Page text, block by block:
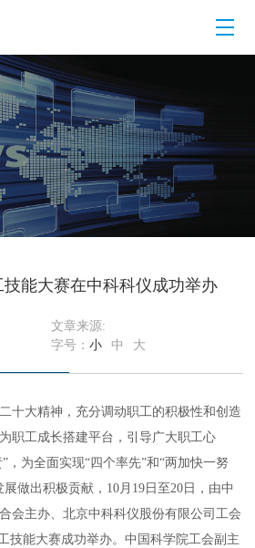
技能大赛在中科科仪成功举办
文章来源:
字号： 小 中 大
十大精神，充分调动职工的积极性和创造
职工成长搭建平台，引导广大职工心
，为全面实现“四个率先”和“两加快一努
做出积极贡献，10月19日至20日，由中
会主办、北京中科科仪股份有限公司工会
技能大赛成功举办。中国科学院工会副主